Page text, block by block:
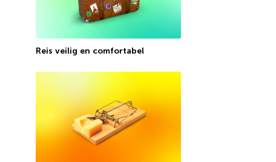
Reis veilig en comfortabel